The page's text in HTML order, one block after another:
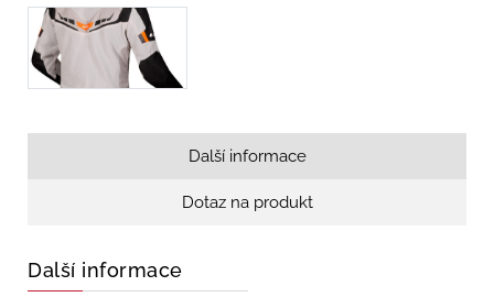
Další informace
Dotaz na produkt
Další informace